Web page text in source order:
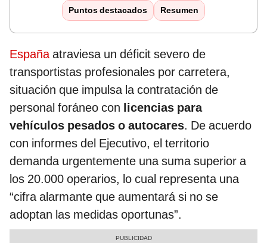
Puntos destacados Resumen
Españaatraviesa un déficit severo de
transportistas profesionales por carretera,
situación que impulsa la contratación de
personal foráneo con licencias para
vehículos pesados o autocares. De acuerdo
con informes del Ejecutivo, el territorio
demanda urgentemente una suma superior a
los 20.000 operarios, lo cual representa una
“cifra alarmante que aumentará si no se
adoptan las medidas oportunas”.